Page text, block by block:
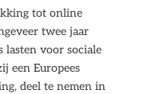
tot online
twee jaar
lasten voor sociale
een Europees
deel te nemen in